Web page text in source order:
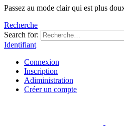
Passez au mode clair qui est plus
Recherche
Search for:
Identifiant
Connexion
Inscription
Adiministration
Créer un compte